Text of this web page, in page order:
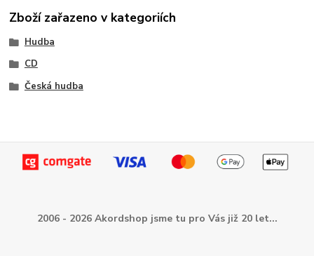
Zboží zařazeno v kategoriích
Hudba
CD
Česká hudba
2006 - 2026 Akordshop jsme tu pro Vás již 20 let...